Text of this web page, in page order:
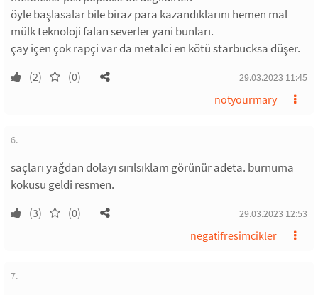
öyle başlasalar bile biraz para kazandıklarını hemen mal
mülk teknoloji falan severler yani bunları.
çay içen çok rapçi var da metalci en kötü starbucksa düşer.
(2) (0) 29.03.2023 11:45
notyourmary
6.
saçları yağdan dolayı sırılsıklam görünür adeta. burnuma
kokusu geldi resmen.
(3) (0) 29.03.2023 12:53
negatifresimcikler
7.